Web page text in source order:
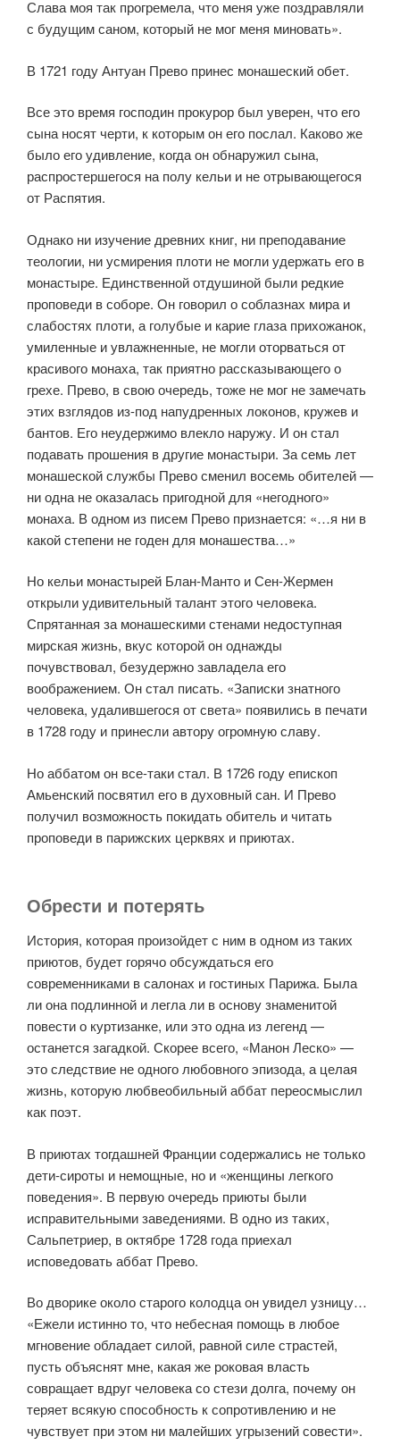
Слава моя так прогремела, что меня уже поздравляли
с будущим саном, который не мог меня миновать».
В 1721 году Антуан Прево принес монашеский обет.
Все это время господин прокурор был уверен, что его
сына носят черти, к которым он его послал. Каково же
было его удивление, когда он обнаружил сына,
распростершегося на полу кельи и не отрывающегося
от Распятия.
Однако ни изучение древних книг, ни преподавание
теологии, ни усмирения плоти не могли удержать его в
монастыре. Единственной отдушиной были редкие
проповеди в соборе. Он говорил о соблазнах мира и
слабостях плоти, а голубые и карие глаза прихожанок,
умиленные и увлажненные, не могли оторваться от
красивого монаха, так приятно рассказывающего о
грехе. Прево, в свою очередь, тоже не мог не замечать
этих взглядов из-под напудренных локонов, кружев и
бантов. Его неудержимо влекло наружу. И он стал
подавать прошения в другие монастыри. За семь лет
монашеской службы Прево сменил восемь обителей —
ни одна не оказалась пригодной для «негодного»
монаха. В одном из писем Прево признается: «…я ни в
какой степени не годен для монашества…»
Но кельи монастырей Блан-Манто и Сен-Жермен
открыли удивительный талант этого человека.
Спрятанная за монашескими стенами недоступная
мирская жизнь, вкус которой он однажды
почувствовал, безудержно завладела его
воображением. Он стал писать. «Записки знатного
человека, удалившегося от света» появились в печати
в 1728 году и принесли автору огромную славу.
Но аббатом он все-таки стал. В 1726 году епископ
Амьенский посвятил его в духовный сан. И Прево
получил возможность покидать обитель и читать
проповеди в парижских церквях и приютах.
Обрести и потерять
История, которая произойдет с ним в одном из таких
приютов, будет горячо обсуждаться его
современниками в салонах и гостиных Парижа. Была
ли она подлинной и легла ли в основу знаменитой
повести о куртизанке, или это одна из легенд —
останется загадкой. Скорее всего, «Манон Леско» —
это следствие не одного любовного эпизода, а целая
жизнь, которую любвеобильный аббат переосмыслил
как поэт.
В приютах тогдашней Франции содержались не только
дети-сироты и немощные, но и «женщины легкого
поведения». В первую очередь приюты были
исправительными заведениями. В одно из таких,
Сальпетриер, в октябре 1728 года приехал
исповедовать аббат Прево.
Во дворике около старого колодца он увидел узницу…
«Ежели истинно то, что небесная помощь в любое
мгновение обладает силой, равной силе страстей,
пусть объяснят мне, какая же роковая власть
совращает вдруг человека со стези долга, почему он
теряет всякую способность к сопротивлению и не
чувствует при этом ни малейших угрызений совести».